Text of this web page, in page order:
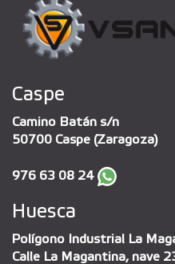
Caspe
Camino Batán s/n
50700 Caspe (Zaragoza)
976 63 08 24
Huesca
Polígono Industrial La
Calle La Magantina, nave